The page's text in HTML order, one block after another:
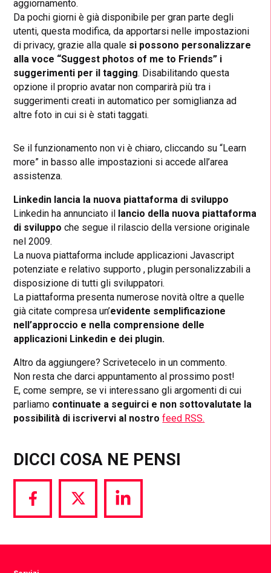
aggiornamento.
Da pochi giorni è già disponibile per gran parte degli
utenti, questa modifica, da apportarsi nelle impostazioni
di privacy, grazie alla quale si possono personalizzare
alla voce “Suggest photos of me to Friends” i
suggerimenti per il tagging. Disabilitando questa
opzione il proprio avatar non comparirà più tra i
suggerimenti creati in automatico per somiglianza ad
altre foto in cui si è stati taggati.
Se il funzionamento non vi è chiaro, cliccando su “Learn
more” in basso alle impostazioni si accede all’area
assistenza.
Linkedin lancia la nuova piattaforma di sviluppo
Linkedin ha annunciato il
lancio della nuova piattaforma
di sviluppo che segue il rilascio della versione originale
nel 2009.
La nuova piattaforma include applicazioni Javascript
potenziate e relativo supporto , plugin personalizzabili a
disposizione di tutti gli sviluppatori.
La piattaforma presenta numerose novità oltre a quelle
già citate compresa un’evidente semplificazione
nell’approccio e nella comprensione delle
applicazioni Linkedin e dei plugin.
Altro da aggiungere? Scrivetecelo in un commento.
Non resta che darci appuntamento al prossimo post!
E, come sempre, se vi interessano gli argomenti di cui
parliamo continuate a seguirci e non sottovalutate la
possibilità di iscrivervi al nostrofeed RSS.
DICCI COSA NE PENSI
Share
via
Share
via
Share
via